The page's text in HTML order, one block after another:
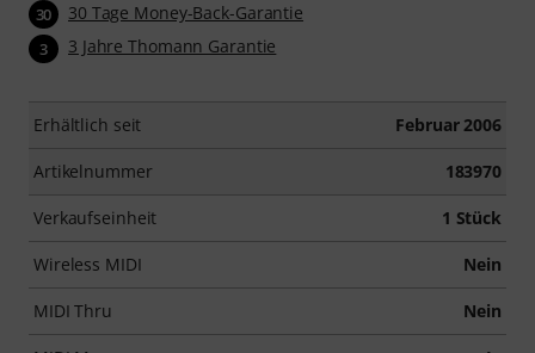
30 30 Tage Money-Back-Garantie
3 3 Jahre Thomann Garantie
Erhältlich seit Februar 2006
Artikelnummer 183970
Verkaufseinheit 1 Stück
Wireless MIDI Nein
MIDI Thru Nein